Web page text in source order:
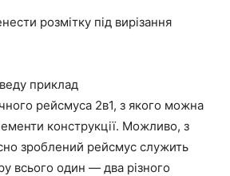
розмітку під вирізання
приклад
рейсмуса 2в1, з якого можна
конструкції. Можливо, з
зроблений рейсмус служить
всього один — два різного